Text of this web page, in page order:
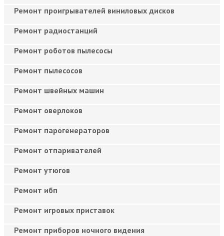
Ремонт проигрывателей виниловых дисков
Ремонт радиостанций
Ремонт роботов пылесосы
Ремонт пылесосов
Ремонт швейных машин
Ремонт оверлоков
Ремонт парогенераторов
Ремонт отпаривателей
Ремонт утюгов
Ремонт ибп
Ремонт игровых приставок
Ремонт приборов ночного видения